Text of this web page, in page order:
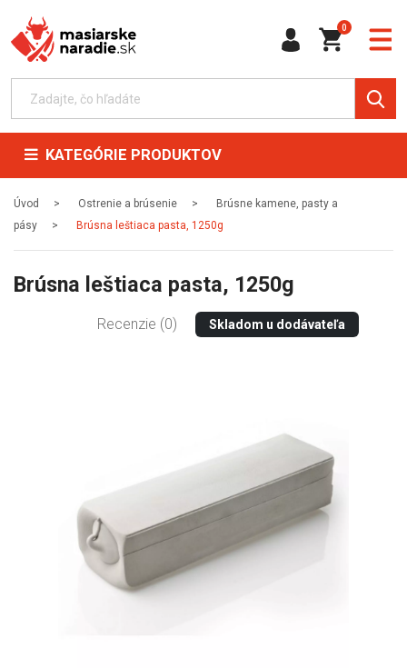
0
KATEGÓRIE PRODUKTOV
Úvod Ostrenie a brúsenie
Brúsne kamene, pasty a
pásy
Brúsna leštiaca pasta, 1250g
Brúsna leštiaca pasta, 1250g
Recenzie (0) Skladom u dodávateľa